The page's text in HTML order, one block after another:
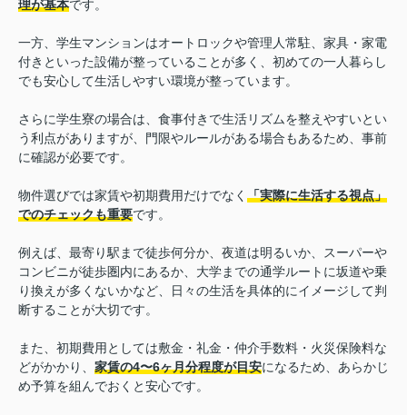
理が基本です。
一方、学生マンションはオートロックや管理人常駐、家具・家電
付きといった設備が整っていることが多く、初めての一人暮らし
でも安心して生活しやすい環境が整っています。
さらに学生寮の場合は、食事付きで生活リズムを整えやすいとい
う利点がありますが、門限やルールがある場合もあるため、事前
に確認が必要です。
物件選びでは家賃や初期費用だけでなく 「実際に生活する視点」
でのチェックも重要です。
例えば、最寄り駅まで徒歩何分か、夜道は明るいか、スーパーや
コンビニが徒歩圏内にあるか、大学までの通学ルートに坂道や乗
り換えが多くないかなど、日々の生活を具体的にイメージして判
断することが大切です。
また、初期費用としては敷金・礼金・仲介手数料・火災保険料な
どがかかり、 家賃の4〜6ヶ月分程度が目安になるため、あらかじ
め予算を組んでおくと安心です。